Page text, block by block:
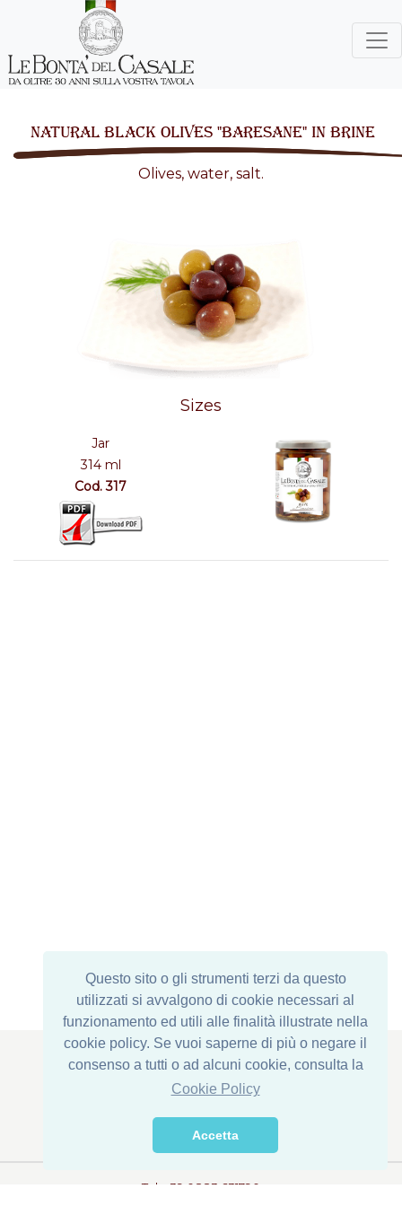
Questo sito o gli strumenti terzi da questo
utilizzati si avvalgono di cookie necessari al
funzionamento ed utili alle finalità illustrate nella
cookie policy. Se vuoi saperne di più o negare il
consenso a tutti o ad alcuni cookie, consulta la
Cookie Policy
Accetta
NATURAL BLACK OLIVES "BARESANE" IN BRINE
Olives, water, salt.
Sizes
Jar
314 ml
Cod. 317
Legal Address : Via Corona di Ferro, 1
Establishment: Via della Transumanza, 61/63
76015 Trinitapoli (BT) - ITALY
Tel. +39 0883 631790